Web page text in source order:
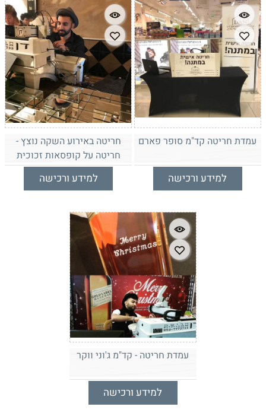
עמדת חריטה קד"מ סופר פארם
למידע ורכישה
חריטה באירוע השקה נוצץ -
חריטה על קופסאות זכוכית
למידע ורכישה
עמדת חריטה - קד"מ ג'וני ווקר
למידע ורכישה